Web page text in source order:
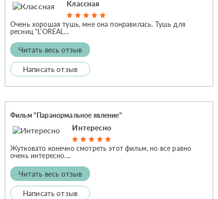
Классная
Очень хорошая тушь, мне она понравилась. Тушь для
ресниц "L'OREAL...
Читать весь отзыв
Написать отзыв
Фильм "Паранормальное явление"
Интересно
Жутковато конечно смотреть этот фильм, но все равно
очень интересно....
Читать весь отзыв
Написать отзыв